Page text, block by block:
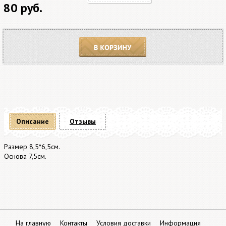
80 руб.
В корзину
Описание
Размер 8,5*6,5см.
Основа 7,5см.
Отзывы
На главную Контакты Условия доставки Информация